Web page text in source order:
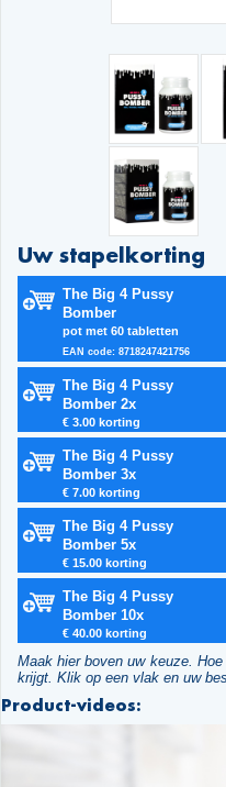
Uw stapelkorting
The Big 4 Pussy
Bomber
pot met 60 tabletten
EAN code: 8718247421756
The Big 4 Pussy
Bomber 2x
€ 3.00 korting
The Big 4 Pussy
Bomber 3x
€ 7.00 korting
The Big 4 Pussy
Bomber 5x
€ 15.00 korting
The Big 4 Pussy
Bomber 10x
€ 40.00 korting
Maak hier boven uw keuze.
krijgt. Klik op een vlak en uw
Product-videos: